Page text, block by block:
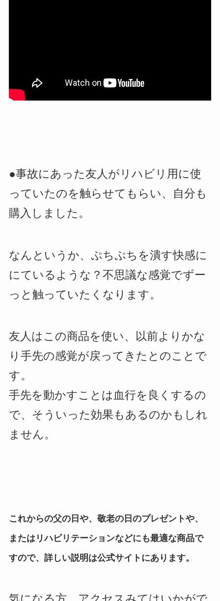
●事故にあった友人がリハビリ用に使
っていたのを触らせてもらい、自分も
購入しました。
なんというか、ぷちぷちを潰す快感に
にているような？不思議な感覚でずー
っと触っていたくなります。
友人はこの商品を使い、以前よりかな
り手先の感覚が戻ってきたとのことで
す。
手先を動かすことは血行を良くするの
で、そういった効果もあるのかもしれ
ません。
これからの父の日や、敬老の日のプレゼントや、
またはリハビリテーションなどにも最適な商品で
すので、詳しい説明は公式サイトにあります。